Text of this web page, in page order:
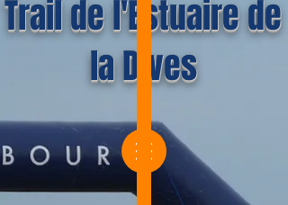
Trail de l'Estuaire de
la Dives